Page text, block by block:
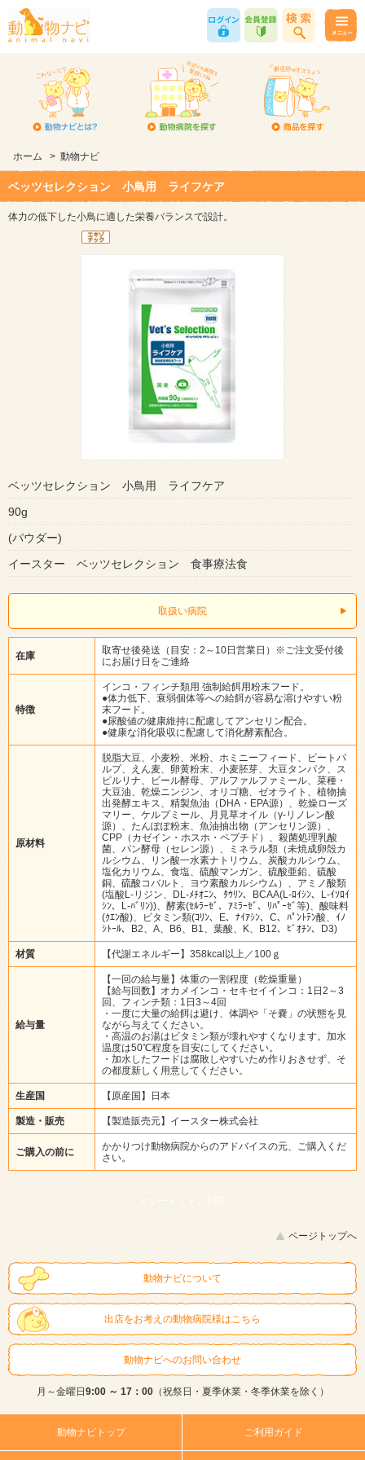
ホーム > 動物ナビ
ベッツセレクション 小鳥用 ライフケア
体力の低下した小鳥に適した栄養バランスで設計。
ベッツセレクション 小鳥用 ライフケア
90g
(パウダー)
イースター ベッツセレクション 食事療法食
取扱い病院
在庫
取寄せ後発送（目安：2～10日営業日）※ご注文受付後
にお届け日をご連絡
特徴
インコ・フィンチ類用 強制給餌用粉末フード。
●体力低下、衰弱個体等への給餌が容易な溶けやすい粉
末フード。
●尿酸値の健康維持に配慮してアンセリン配合。
●健康な消化吸収に配慮して消化酵素配合。
原材料
脱脂大豆、小麦粉、米粉、ホミニーフィード、ビートパ
ルプ、えん麦、卵黄粉末、小麦胚芽、大豆タンパク、ス
ピルリナ、ビール酵母、アルファルファミール、菜種・
大豆油、乾燥ニンジン、オリゴ糖、ゼオライト、植物抽
出発酵エキス、精製魚油（DHA・EPA源）、乾燥ローズ
マリー、ケルプミール、月見草オイル（γ-リノレン酸
源）、たんぽぽ粉末、魚油抽出物（アンセリン源）、
CPP（カゼイン・ホスホ・ペプチド）、殺菌処理乳酸
菌、パン酵母（セレン源）、ミネラル類（未焼成卵殻カ
ルシウム、リン酸一水素ナトリウム、炭酸カルシウム、
塩化カリウム、食塩、硫酸マンガン、硫酸亜鉛、硫酸
銅、硫酸コバルト、ヨウ素酸カルシウム）、アミノ酸類
(塩酸L-リジン、DL-ﾒﾁｵﾆﾝ、ﾀｳﾘﾝ、BCAA(L-ﾛｲｼﾝ、L-ｲｿﾛｲ
ｼﾝ、L-ﾊﾞﾘﾝ))、酵素(ｾﾙﾗｰｾﾞ、ｱﾐﾗｰｾﾞ、ﾘﾊﾟｰｾﾞ等)、酸味料
(ｸｴﾝ酸)、ビタミン類(ｺﾘﾝ、E、ﾅｲｱｼﾝ、C、ﾊﾟﾝﾄﾃﾝ酸、ｲﾉ
ｼﾄｰﾙ、B2、A、B6、B1、葉酸、K、B12、ﾋﾞｵﾁﾝ、D3)
材質 【代謝エネルギー】358kcal以上／100ｇ
給与量
【一回の給与量】体重の一割程度（乾燥重量）
【給与回数】オカメインコ・セキセイインコ：1日2～3
回、フィンチ類：1日3～4回
・一度に大量の給餌は避け、体調や「そ嚢」の状態を見
ながら与えてください。
・高温のお湯はビタミン類が壊れやすくなります。加水
温度は50℃程度を目安にしてください。
・加水したフードは腐敗しやすいため作りおきせず、そ
の都度新しく用意してください。
生産国 【原産国】日本
製造・販売 【製造販売元】イースター株式会社
ご購入の前に
かかりつけ動物病院からのアドバイスの元、ご購入くだ
さい。
スマートフォン | PC
ページトップへ
動物ナビについて
出店をお考えの動物病院様はこちら
動物ナビへのお問い合わせ
月～金曜日9:00 ～ 17：00（祝祭日・夏季休業・冬季休業を除く）
動物ナビトップ ご利用ガイド